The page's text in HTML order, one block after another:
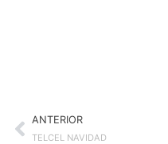
ANTERIOR
TELCEL NAVIDAD